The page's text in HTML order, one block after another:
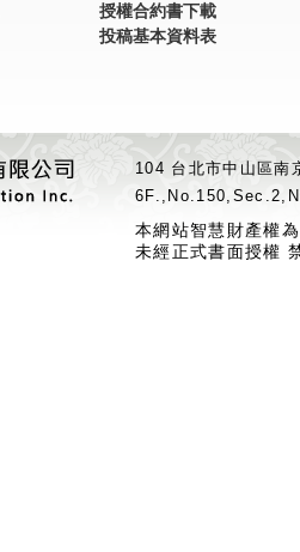
授權合約書下載
投稿基本資料表
104 台北市中山區
本網站智慧財產權
未經正式書面授權